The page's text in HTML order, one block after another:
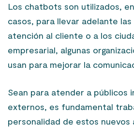
Los chatbots son utilizados,
casos, para llevar adelante
atención al cliente o a los
empresarial, algunas
usan para mejorar la
Sean para atender a públicos
externos, es fundamental
personalidad de estos